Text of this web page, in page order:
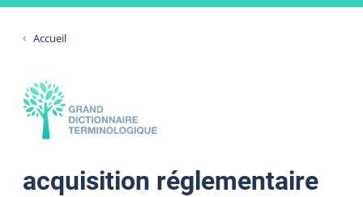
Accueil
acquisition réglementaire